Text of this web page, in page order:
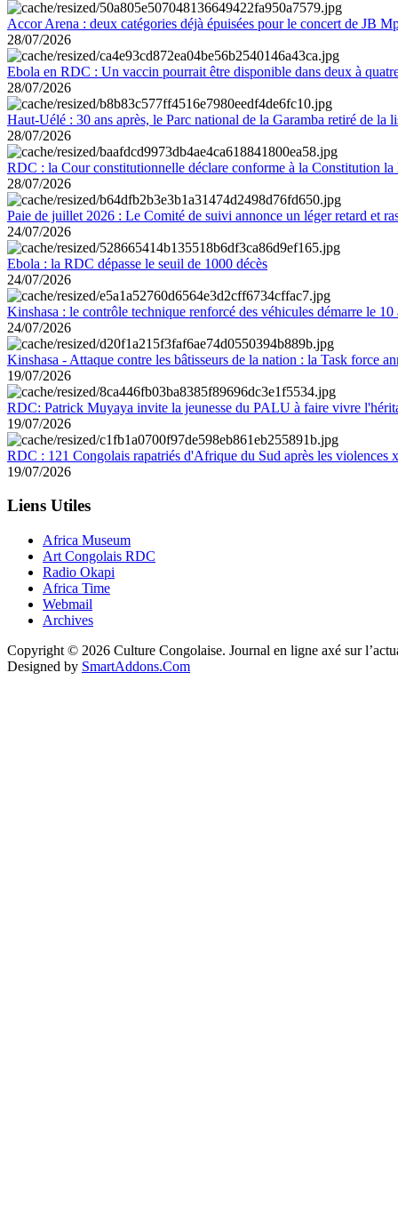
Accor Arena : deux catégories déjà épuisées pour le concert de JB
28/07/2026
Ebola en RDC : Un vaccin pourrait être disponible dans deux à
28/07/2026
Haut-Uélé : 30 ans après, le Parc national de la Garamba retiré de la
28/07/2026
RDC : la Cour constitutionnelle déclare conforme à la Constitution la
28/07/2026
Paie de juillet 2026 : Le Comité de suivi annonce un léger retard et
24/07/2026
Ebola : la RDC dépasse le seuil de 1000 décès
24/07/2026
Kinshasa : le contrôle technique renforcé des véhicules démarre le 10
24/07/2026
Kinshasa - Attaque contre les bâtisseurs de la nation : la Task force
19/07/2026
RDC: Patrick Muyaya invite la jeunesse du PALU à faire vivre
19/07/2026
RDC : 121 Congolais rapatriés d'Afrique du Sud après les violences
19/07/2026
Liens Utiles
Africa Museum
Art Congolais RDC
Radio Okapi
Africa Time
Webmail
Archives
Copyright © 2026 Culture Congolaise. Journal en ligne axé sur
Designed by SmartAddons.Com